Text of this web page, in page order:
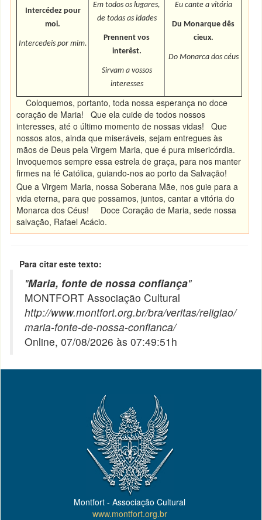
Intercédez pour
moi.
Intercedeis por mim.
Em todos os lugares,
de todas as idades
Prennent vos
interêst.
Sirvam a vossos
interesses
Eu cante a vitória
Du Monarque dês
cieux.
Do Monarca dos céus
Coloquemos, portanto, toda nossa esperança no doce
coração de Maria! Que ela cuide de todos nossos
interesses, até o último momento de nossas vidas! Que
nossos atos, ainda que miseráveis, sejam entregues às
mãos de Deus pela Virgem Maria, que é pura misericórdia.
Invoquemos sempre essa estrela de graça, para nos manter
firmes na fé Católica, guiando-nos ao porto da Salvação!
Que a Virgem Maria, nossa Soberana Mãe, nos guie para a
vida eterna, para que possamos, juntos, cantar a vitória do
Monarca dos Céus! Doce Coração de Maria, sede nossa
salvação, Rafael Acácio.
Para citar este texto:
"Maria, fonte de nossa confiança"
MONTFORT Associação Cultural
http://www.montfort.org.br/bra/veritas/religiao/
maria-fonte-de-nossa-confianca/
Online, 07/08/2026 às 07:49:51h
Montfort - Associação Cultural
www.montfort.org.br